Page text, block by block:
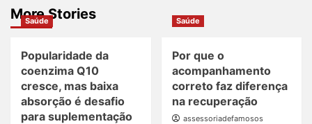
More Stories
Saúde
Popularidade da
coenzima Q10
cresce, mas baixa
absorção é desafio
para suplementação
Saúde
Por que o
acompanhamento
correto faz diferença
na recuperação
assessoriadefamosos